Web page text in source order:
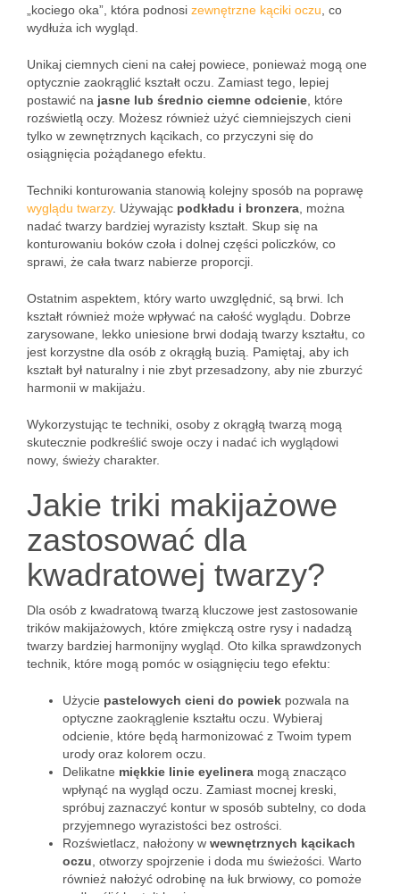
„kociego oka”, która podnosi zewnętrzne kąciki oczu , co
wydłuża ich wygląd.
Unikaj ciemnych cieni na całej powiece, ponieważ mogą one
optycznie zaokrąglić kształt oczu. Zamiast tego, lepiej
postawić na jasne lub średnio ciemne odcienie , które
rozświetlą oczy. Możesz również użyć ciemniejszych cieni
tylko w zewnętrznych kącikach, co przyczyni się do
osiągnięcia pożądanego efektu.
Techniki konturowania stanowią kolejny sposób na poprawę
wyglądu twarzy. Używając podkładu i bronzera , można
nadać twarzy bardziej wyrazisty kształt. Skup się na
konturowaniu boków czoła i dolnej części policzków, co
sprawi, że cała twarz nabierze proporcji.
Ostatnim aspektem, który warto uwzględnić, są brwi. Ich
kształt również może wpływać na całość wyglądu. Dobrze
zarysowane, lekko uniesione brwi dodają twarzy kształtu, co
jest korzystne dla osób z okrągłą buzią. Pamiętaj, aby ich
kształt był naturalny i nie zbyt przesadzony, aby nie zburzyć
harmonii w makijażu.
Wykorzystując te techniki, osoby z okrągłą twarzą mogą
skutecznie podkreślić swoje oczy i nadać ich wyglądowi
nowy, świeży charakter.
Jakie triki makijażowe
zastosować dla
kwadratowej twarzy?
Dla osób z kwadratową twarzą kluczowe jest zastosowanie
trików makijażowych, które zmiękczą ostre rysy i nadadzą
twarzy bardziej harmonijny wygląd. Oto kilka sprawdzonych
technik, które mogą pomóc w osiągnięciu tego efektu:
Użycie pastelowych cieni do powiek pozwala na
optyczne zaokrąglenie kształtu oczu. Wybieraj
odcienie, które będą harmonizować z Twoim typem
urody oraz kolorem oczu.
Delikatne miękkie linie eyelinera mogą znacząco
wpłynąć na wygląd oczu. Zamiast mocnej kreski,
spróbuj zaznaczyć kontur w sposób subtelny, co doda
przyjemnego wyrazistości bez ostrości.
Rozświetlacz, nałożony w wewnętrznych kącikach
oczu , otworzy spojrzenie i doda mu świeżości. Warto
również nałożyć odrobinę na łuk brwiowy, co pomoże